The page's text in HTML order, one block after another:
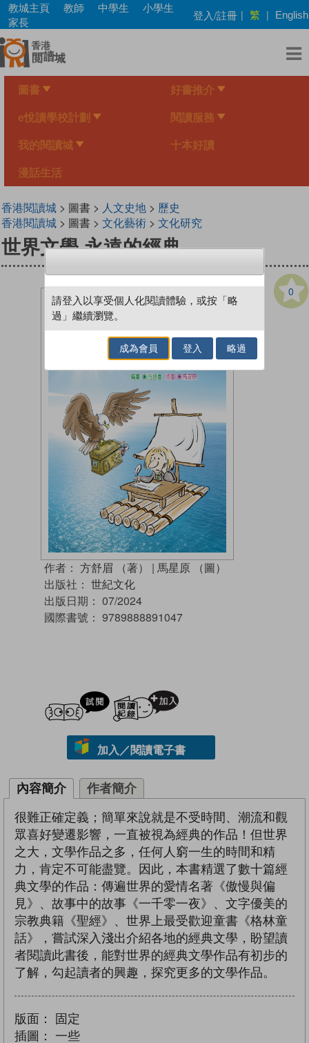
Skip
main
content
教城主頁 教師 中學生
小學生
家長
登入/註冊 | 繁 | English
圖書 好書推介
e悅讀學校計劃 閱讀服務
我的閱讀城 十本好讀
漫話生活
香港閱讀城> 圖書 > 人文史地> 歷史
香港閱讀城> 圖書 > 文化藝術> 文化研究
世界文學 永遠的經典
0
作者： 方舒眉 （著） | 馬星原 （圖）
出版社： 世紀文化
出版日期： 07/2024
國際書號： 9789888891047
試閲
加入／閱讀電子書
內容簡介 作者簡介
很難正確定義；簡單來說就是不受時間、潮流和觀
眾喜好變遷影響，一直被視為經典的作品！但世界
之大，文學作品之多，任何人窮一生的時間和精
力，肯定不可能盡覽。因此，本書精選了數十篇經
典文學的作品：傳遍世界的愛情名著《傲慢與偏
見》、故事中的故事《一千零一夜》、文字優美的
宗教典籍《聖經》、世界上最受歡迎童書《格林童
話》，嘗試深入淺出介紹各地的經典文學，盼望讀
者閱讀此書後，能對世界的經典文學作品有初步的
了解，勾起讀者的興趣，探究更多的文學作品。
版面：
固定
插圖：
一些
請登入以享受個人化閱讀體驗，或按「略
過」繼續瀏覽。
成為會員 登入 略過